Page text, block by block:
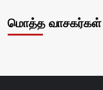
மொத்த வாசகர்கள்